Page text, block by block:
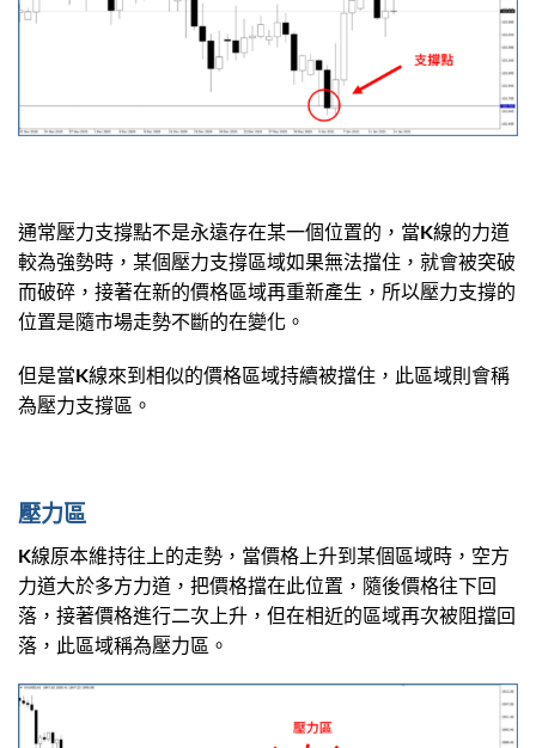
通常壓力支撐點不是永遠存在某一個位置的，當K線的力道
較為強勢時，某個壓力支撐區域如果無法擋住，就會被突破
而破碎，接著在新的價格區域再重新產生，所以壓力支撐的
位置是隨市場走勢不斷的在變化。
但是當K線來到相似的價格區域持續被擋住，此區域則會稱
為壓力支撐區。
壓力區
K線原本維持往上的走勢，當價格上升到某個區域時，空方
力道大於多方力道，把價格擋在此位置，隨後價格往下回
落，接著價格進行二次上升，但在相近的區域再次被阻擋回
落，此區域稱為壓力區。